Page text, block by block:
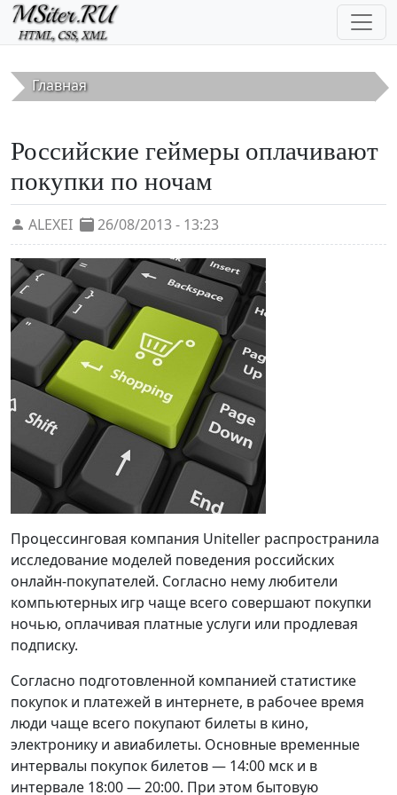
Перейти к основному содержанию
Главная
Российские геймеры оплачивают
покупки по ночам
ALEXEI 26/08/2013 - 13:23
Процессинговая компания Uniteller распространила
исследование моделей поведения российских
онлайн-покупателей. Согласно нему любители
компьютерных игр чаще всего совершают покупки
ночью, оплачивая платные услуги или продлевая
подписку.
Согласно подготовленной компанией статистике
покупок и платежей в интернете, в рабочее время
люди чаще всего покупают билеты в кино,
электронику и авиабилеты. Основные временные
интервалы покупок билетов — 14:00 мск и в
интервале 18:00 — 20:00. При этом бытовую